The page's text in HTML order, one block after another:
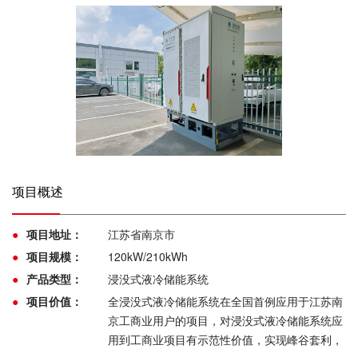
项目概述
● 项目地址：
江苏省南京市
● 项目规模：
120kW/210kWh
● 产品类型：
浸没式液冷储能系统
● 项目价值：
全浸没式液冷储能系统在全国首例应用于江苏南
京工商业用户的项目，对浸没式液冷储能系统应
用到工商业项目有示范性价值，实现峰谷套利，